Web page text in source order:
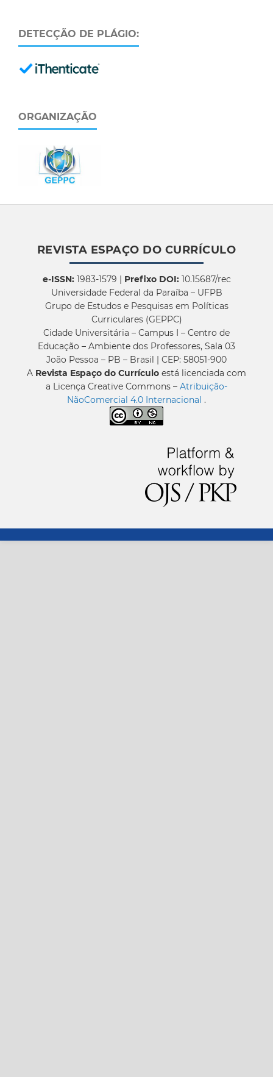
DETECÇÃO DE PLÁGIO:
ORGANIZAÇÃO
REVISTA ESPAÇO DO CURRÍCULO
e-ISSN:1983-1579 | Prefixo DOI:10.15687/rec
Universidade Federal da Paraíba – UFPB
Grupo de Estudos e Pesquisas em Políticas
Curriculares (GEPPC)
Cidade Universitária – Campus I – Centro de
Educação – Ambiente dos Professores, Sala 03
João Pessoa – PB – Brasil | CEP: 58051-900
A Revista Espaço do Currículo está licenciada com
a Licença Creative Commons – Atribuição-
NãoComercial 4.0 Internacional .